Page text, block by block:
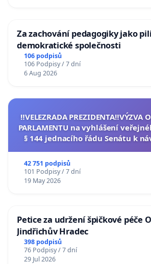
Za zachování pedagogiky jako
demokratické společnosti
106 podpisů
106 Podpisy / 7 dní
6 Aug 2026
‼️VELEZRADA PREZIDENTA‼️VÝZVA
PARLAMENTU na vyhlášení
§ 144 jednacího řádu Senátu k
42 751 podpisů
101 Podpisy / 7 dní
19 May 2026
Petice za udržení špičkové péče
Jindřichův Hradec
398 podpisů
76 Podpisy / 7 dní
29 Jul 2026